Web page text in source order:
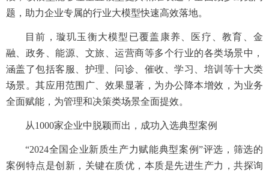
题，助力企业专属的行业大模型快速高效落地。
目前，璇玑玉衡大模型已覆盖康养、医疗、教育、金
融、政务、能源、文旅、运营商等多个行业的各类场景中，
涵盖了包括客服、护理、问诊、催收、学习、培训等十大类
场景。其应用范围广、效果显著，为办公降本增效，为业务
全面赋能，为管理和决策类场景全面提效。
从1000家企业中脱颖而出，成功入选典型案例
“2024全国企业新质生产力赋能典型案例”评选，筛选的
案例特点是创新，关键在质优，本质是先进生产力，共探询